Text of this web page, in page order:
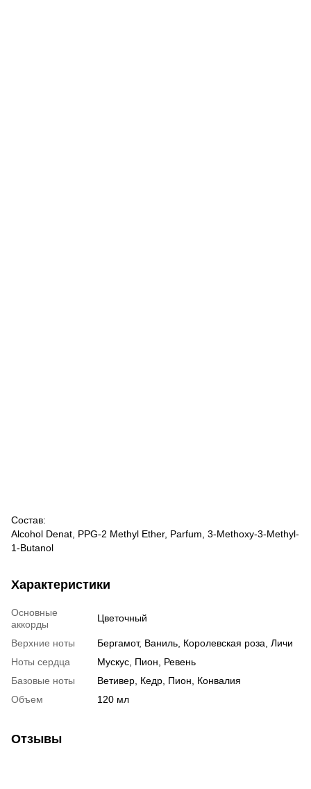
Состав:
Alcohol Denat, PPG-2 Methyl Ether, Parfum, 3-Methoxy-3-Methyl-
1-Butanol
Характеристики
Основные
аккорды
Цветочный
Верхние ноты
Бергамот, Ваниль, Королевская роза, Личи
Ноты сердца
Мускус, Пион, Ревень
Базовые ноты
Ветивер, Кедр, Пион, Конвалия
Объем
120 мл
Отзывы